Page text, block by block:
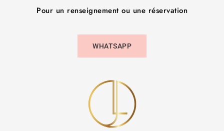
Pour un renseignement ou une réservation
WHATSAPP